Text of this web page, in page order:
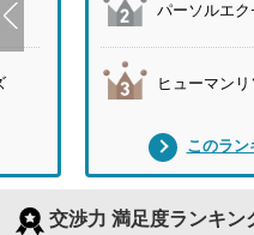
パーソルエ
ヒューマンリ
このラン
交渉力 満足度ランキン